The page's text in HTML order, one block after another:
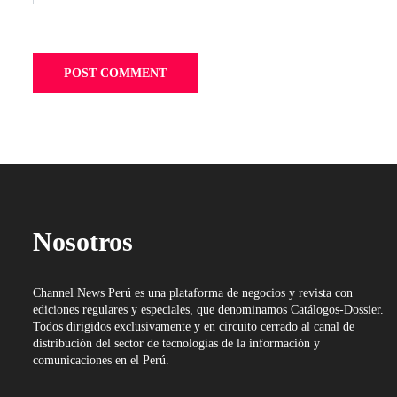
Nosotros
Channel News Perú es una plataforma de negocios y revista con
ediciones regulares y especiales, que denominamos Catálogos-Dossier.
Todos dirigidos exclusivamente y en circuito cerrado al canal de
distribución del sector de tecnologías de la información y
comunicaciones en el Perú.